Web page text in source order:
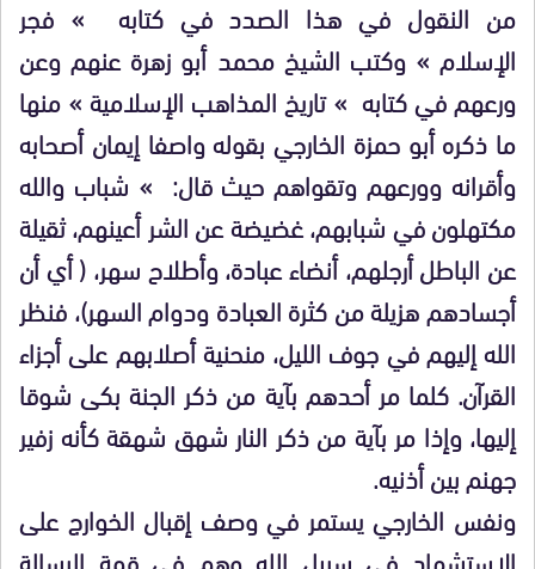
من النقول في هذا الصدد في كتابه » فجر
الإسلام » وكتب الشيخ محمد أبو زهرة عنهم وعن
ورعهم في كتابه » تاريخ المذاهب الإسلامية » منها
ما ذكره أبو حمزة الخارجي بقوله واصفا إيمان أصحابه
وأقرانه وورعهم وتقواهم حيث قال: » شباب والله
مكتهلون في شبابهم، غضيضة عن الشر أعينهم، ثقيلة
عن الباطل أرجلهم، أنضاء عبادة، وأطلاح سهر، ( أي أن
أجسادهم هزيلة من كثرة العبادة ودوام السهر)، فنظر
الله إليهم في جوف الليل، منحنية أصلابهم على أجزاء
القرآن. كلما مر أحدهم بآية من ذكر الجنة بكى شوقا
إليها، وإذا مر بآية من ذكر النار شهق شهقة كأنه زفير
جهنم بين أذنيه.
ونفس الخارجي يستمر في وصف إقبال الخوارج على